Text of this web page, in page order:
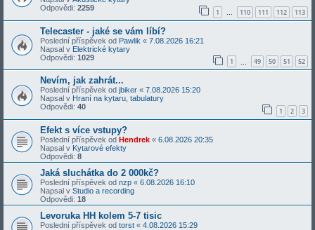
Odpovědi: 2259 1 … 110 111 112 113
Telecaster - jaké se vám líbí?
Poslední příspěvek od Pawlik « 7.08.2026 16:21
Napsal v Elektrické kytary
Odpovědi: 1029 1 49 50 51 52
Nevím, jak zahrát...
Poslední příspěvek od jbiker « 7.08.2026 15:20
Napsal v Hraní na kytaru, tabulatury
Odpovědi: 40 1 2 3
Efekt s více vstupy?
Poslední příspěvek od Hendrek « 6.08.2026 20:35
Napsal v Kytarové efekty
Odpovědi: 8
Jaká sluchátka do 2 000kč?
Poslední příspěvek od nzp « 6.08.2026 16:10
Napsal v Studio a recording
Odpovědi: 18
Levoruka HH kolem 5-7 tisic
Poslední příspěvek od torst « 4.08.2026 15:29